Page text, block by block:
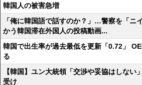
韓国人の被害急増
「俺に韓国語で話すのか？」…警察を「ニ
かう韓国滞在外国人の投稿動画...
韓国で出生率が過去最低を更新「0.72」
る
【韓国】ユン大統領「交渉や妥協はしな
受け